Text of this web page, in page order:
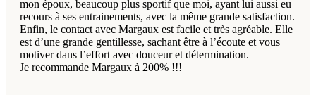
mon époux, beaucoup plus sportif que moi, ayant lui aussi eu
recours à ses entrainements, avec la même grande satisfaction.
Enfin, le contact avec Margaux est facile et très agréable. Elle
est d’une grande gentillesse, sachant être à l’écoute et vous
motiver dans l’effort avec douceur et détermination.
Je recommande Margaux à 200% !!!